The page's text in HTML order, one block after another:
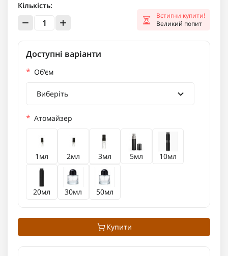
Кількість:
Встигни купити!
Великий попит
Доступні варіанти
* Об'єм
Виберіть
* Атомайзер
1мл 2мл 3мл 5мл 10мл
20мл 30мл 50мл
Купити